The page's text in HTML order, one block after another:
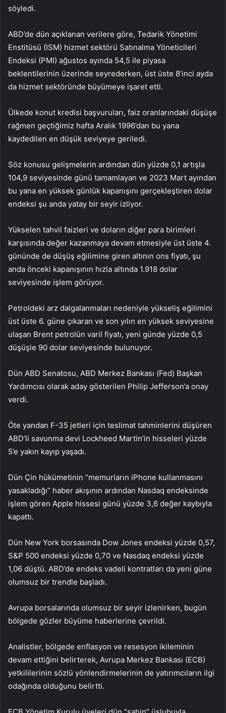
söyledi.
ABD’de dün açıklanan verilere göre, Tedarik Yönetimi
Enstitüsü (ISM) hizmet sektörü Satınalma Yöneticileri
Endeksi (PMI) ağustos ayında 54,5 ile piyasa
beklentilerinin üzerinde seyrederken, üst üste 8’inci ayda
da hizmet sektöründe büyümeye işaret etti.
Ülkede konut kredisi başvuruları, faiz oranlarındaki düşüşe
rağmen geçtiğimiz hafta Aralık 1996’dan bu yana
kaydedilen en düşük seviyeye geriledi.
Söz konusu gelişmelerin ardından dün yüzde 0,1 artışla
104,9 seviyesinde günü tamamlayan ve 2023 Mart ayından
bu yana en yüksek günlük kapanışını gerçekleştiren dolar
endeksi şu anda yatay bir seyir izliyor.
Yükselen tahvil faizleri ve doların diğer para birimleri
karşısında değer kazanmaya devam etmesiyle üst üste 4.
gününde de düşüş eğilimine giren altının ons fiyatı, şu
anda önceki kapanışının hızla altında 1.918 dolar
seviyesinde işlem görüyor.
Petroldeki arz dalgalanmaları nedeniyle yükseliş eğilimini
üst üste 6. güne çıkaran ve son yılın en yüksek seviyesine
ulaşan Brent petrolün varil fiyatı, yeni günde yüzde 0,5
düşüşle 90 dolar seviyesinde bulunuyor.
Dün ABD Senatosu, ABD Merkez Bankası (Fed) Başkan
Yardımcısı olarak aday gösterilen Philip Jefferson’a onay
verdi.
Öte yandan F-35 jetleri için teslimat tahminlerini düşüren
ABD’li savunma devi Lockheed Martin’in hisseleri yüzde
5’e yakın kayıp yaşadı.
Dün Çin hükümetinin “memurların iPhone kullanmasını
yasakladığı” haber akışının ardından Nasdaq endeksinde
işlem gören Apple hissesi günü yüzde 3,6 değer kaybıyla
kapattı.
Dün New York borsasında Dow Jones endeksi yüzde 0,57,
S&P 500 endeksi yüzde 0,70 ve Nasdaq endeksi yüzde
1,06 düştü. ABD’de endeks vadeli kontratları da yeni güne
olumsuz bir trendle başladı.
Avrupa borsalarında olumsuz bir seyir izlenirken, bugün
bölgede gözler büyüme haberlerine çevrildi.
Analistler, bölgede enflasyon ve resesyon ikileminin
devam ettiğini belirterek, Avrupa Merkez Bankası (ECB)
yetkililerinin sözlü yönlendirmelerinin de yatırımcıların ilgi
odağında olduğunu belirtti.